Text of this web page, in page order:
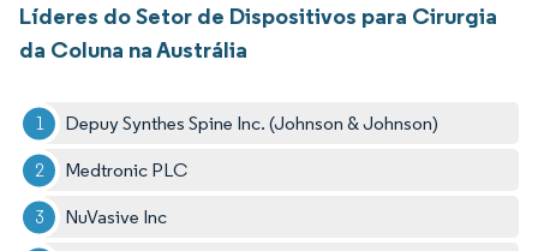
Líderes do Setor de Dispositivos para Cirurgia
da Coluna na Austrália
Depuy Synthes Spine Inc. (Johnson & Johnson)
Medtronic PLC
NuVasive Inc